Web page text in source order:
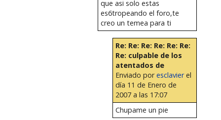
que asi solo estas
es6tropeando el foro,te
creo un temea para ti
Re: Re: Re: Re: Re: Re:
Re: culpable de los
atentados de
Enviado poresclavierel
día 11 de Enero de
2007 a las 17:07
Chupame un pie